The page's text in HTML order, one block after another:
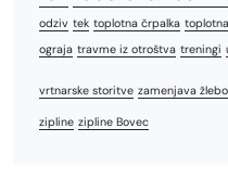
odziv tek toplotna črpalka
ograja travme iz otroštva treningi
vrtnarske storitve zamenjava
zipline zipline Bovec